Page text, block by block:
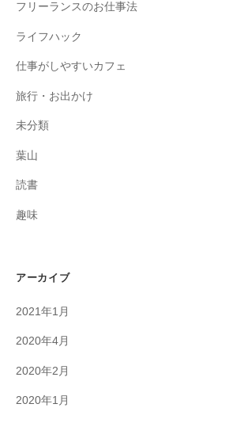
フリーランスのお仕事法
ライフハック
仕事がしやすいカフェ
旅行・お出かけ
未分類
葉山
読書
趣味
アーカイブ
2021年1月
2020年4月
2020年2月
2020年1月